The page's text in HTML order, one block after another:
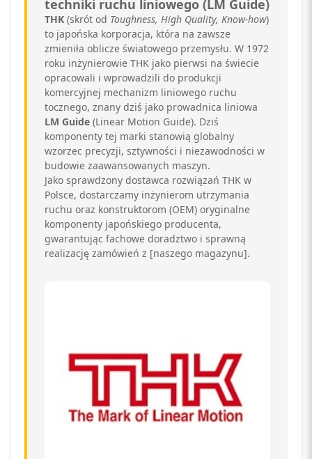
techniki ruchu liniowego (LM Guide)
THK (skrót od Toughness, High Quality, Know-how)
to japońska korporacja, która na zawsze
zmieniła oblicze światowego przemysłu. W 1972
roku inżynierowie THK jako pierwsi na świecie
opracowali i wprowadzili do produkcji
komercyjnej mechanizm liniowego ruchu
tocznego, znany dziś jako prowadnica liniowa
LM Guide (Linear Motion Guide). Dziś
komponenty tej marki stanowią globalny
wzorzec precyzji, sztywności i niezawodności w
budowie zaawansowanych maszyn.
Jako sprawdzony dostawca rozwiązań THK w
Polsce, dostarczamy inżynierom utrzymania
ruchu oraz konstruktorom (OEM) oryginalne
komponenty japońskiego producenta,
gwarantując fachowe doradztwo i sprawną
realizację zamówień z [naszego magazynu].